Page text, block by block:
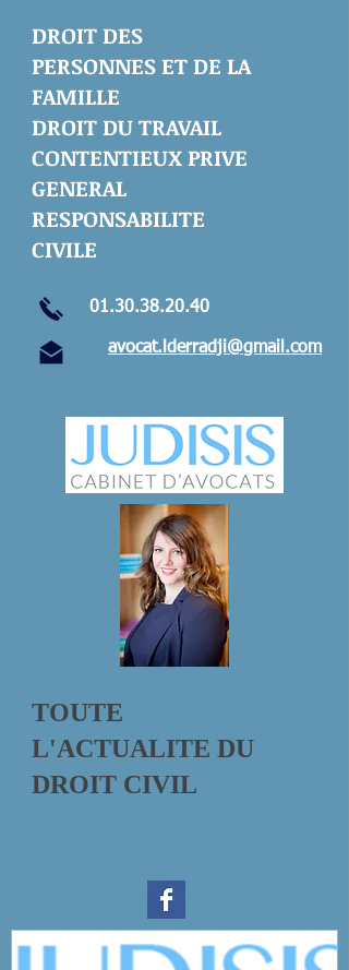
DROIT DES
PERSONNES ET DE LA
FAMILLE
DROIT DU TRAVAIL
CONTENTIEUX PRIVE
GENERAL
RESPONSABILITE
CIVILE
01.30.38.20.40
avocat.lderradji@gmail.com
TOUTE
L'ACTUALITE DU
DROIT CIVIL